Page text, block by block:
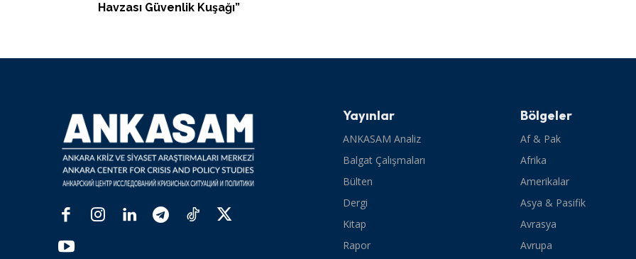
Havzası Güvenlik Kuşağı”
Yayınlar
ANKASAM Analiz
Balgat Çalışmaları
Bülten
Dergi
Kitap
Rapor
Bölgeler
Af & Pak
Afrika
Amerikalar
Asya & Pasifik
Avrasya
Avrupa